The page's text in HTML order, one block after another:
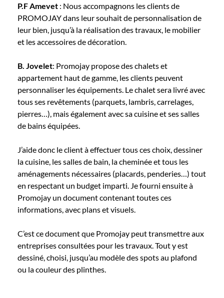
P.F Amevet : Nous accompagnons les clients de
PROMOJAY dans leur souhait de personnalisation de
leur bien, jusqu’à la réalisation des travaux, le mobilier
et les accessoires de décoration.
B. Jovelet: Promojay propose des chalets et
appartement haut de gamme, les clients peuvent
personnaliser les équipements. Le chalet sera livré avec
tous ses revêtements (parquets, lambris, carrelages,
pierres…), mais également avec sa cuisine et ses salles
de bains équipées.
J’aide donc le client à effectuer tous ces choix, dessiner
la cuisine, les salles de bain, la cheminée et tous les
aménagements nécessaires (placards, penderies…) tout
en respectant un budget imparti. Je fourni ensuite à
Promojay un document contenant toutes ces
informations, avec plans et visuels.
C’est ce document que Promojay peut transmettre aux
entreprises consultées pour les travaux. Tout y est
dessiné, choisi, jusqu’au modèle des spots au plafond
ou la couleur des plinthes.